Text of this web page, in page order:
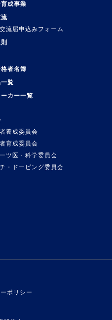
成事業
流
流届申込みフォーム
者名簿
覧
カー一覧
養成委員会
育成委員会
ツ医・科学委員会
・ドーピング委員会
ポリシー